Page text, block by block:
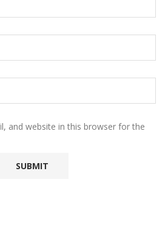
and website in this browser for the